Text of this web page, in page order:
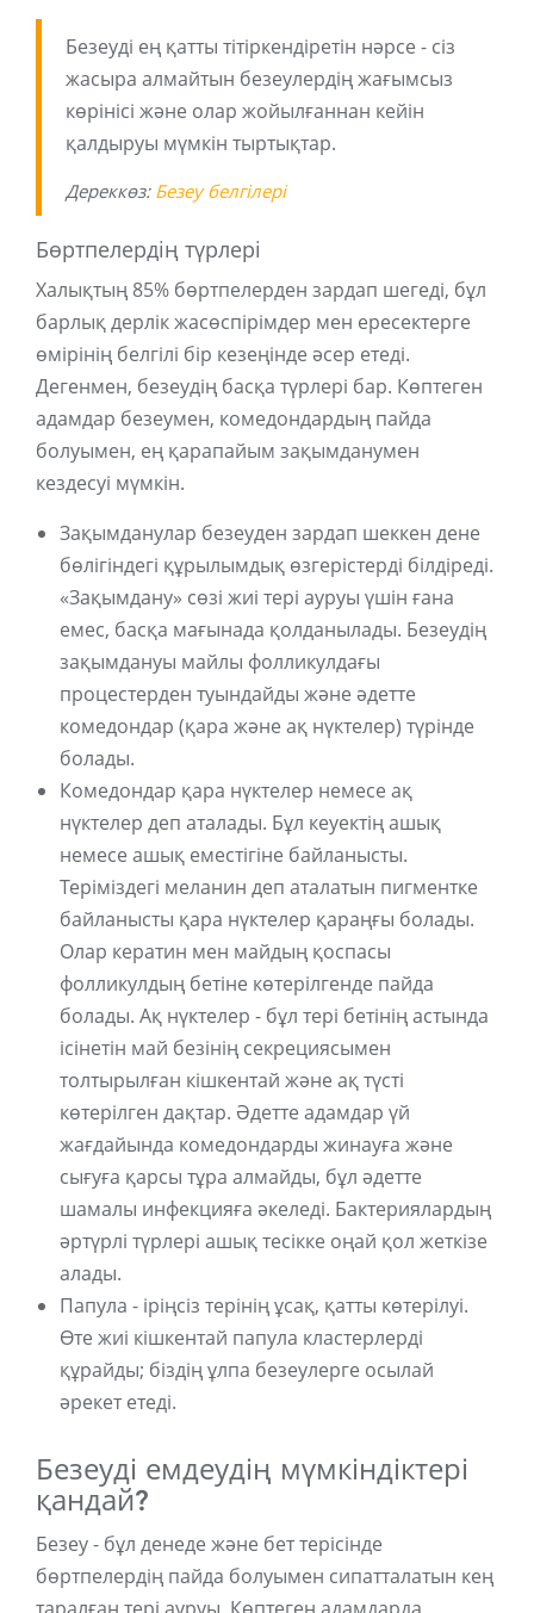
Безеуді ең қатты тітіркендіретін нәрсе - сіз
жасыра алмайтын безеулердің жағымсыз
көрінісі және олар жойылғаннан кейін
қалдыруы мүмкін тыртықтар.
Дереккөз: Безеу белгілері
Бөртпелердің түрлері
Халықтың 85% бөртпелерден зардап шегеді, бұл
барлық дерлік жасөспірімдер мен ересектерге
өмірінің белгілі бір кезеңінде әсер етеді.
Дегенмен, безеудің басқа түрлері бар. Көптеген
адамдар безеумен, комедондардың пайда
болуымен, ең қарапайым зақымданумен
кездесуі мүмкін.
Зақымданулар безеуден зардап шеккен дене
бөлігіндегі құрылымдық өзгерістерді білдіреді.
«Зақымдану» сөзі жиі тері ауруы үшін ғана
емес, басқа мағынада қолданылады. Безеудің
зақымдануы майлы фолликулдағы
процестерден туындайды және әдетте
комедондар (қара және ақ нүктелер) түрінде
болады.
Комедондар қара нүктелер немесе ақ
нүктелер деп аталады. Бұл кеуектің ашық
немесе ашық еместігіне байланысты.
Теріміздегі меланин деп аталатын пигментке
байланысты қара нүктелер қараңғы болады.
Олар кератин мен майдың қоспасы
фолликулдың бетіне көтерілгенде пайда
болады. Ақ нүктелер - бұл тері бетінің астында
ісінетін май безінің секрециясымен
толтырылған кішкентай және ақ түсті
көтерілген дақтар. Әдетте адамдар үй
жағдайында комедондарды жинауға және
сығуға қарсы тұра алмайды, бұл әдетте
шамалы инфекцияға әкеледі. Бактериялардың
әртүрлі түрлері ашық тесікке оңай қол жеткізе
алады.
Папула - іріңсіз терінің ұсақ, қатты көтерілуі.
Өте жиі кішкентай папула кластерлерді
құрайды; біздің ұлпа безеулерге осылай
әрекет етеді.
Безеуді емдеудің мүмкіндіктері
қандай?
Безеу - бұл денеде және бет терісінде
бөртпелердің пайда болуымен сипатталатын кең